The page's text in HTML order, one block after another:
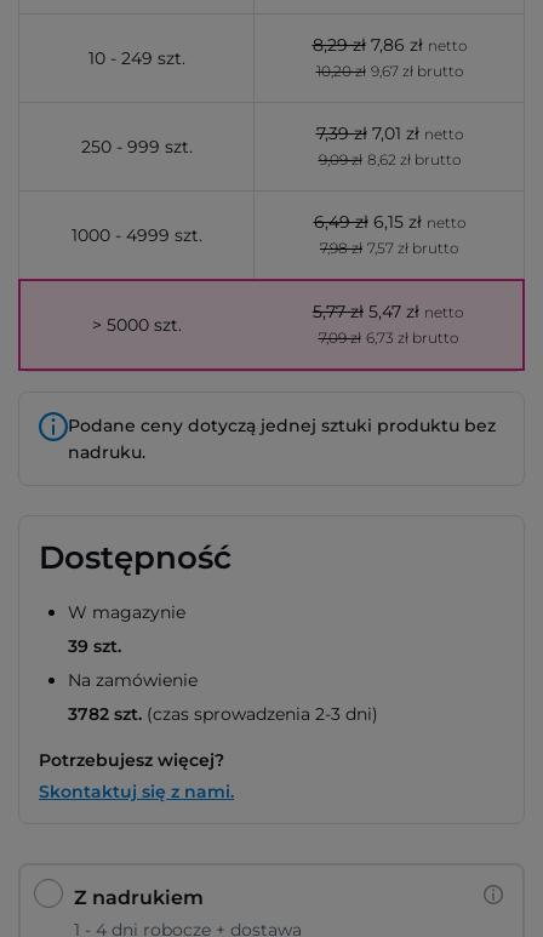
10 - 249 szt.
8,29 zł 7,86 zł netto
10,20 zł 9,67 zł brutto
250 - 999 szt.
7,39 zł 7,01 zł netto
9,09 zł 8,62 zł brutto
1000 - 4999 szt.
6,49 zł 6,15 zł netto
7,98 zł 7,57 zł brutto
> 5000 szt.
5,77 zł 5,47 zł netto
7,09 zł 6,73 zł brutto
Podane ceny dotyczą jednej sztuki produktu bez
nadruku.
Dostępność
W magazynie
39 szt.
Na zamówienie
3782 szt. (czas sprowadzenia 2-3 dni)
Potrzebujesz więcej?
Skontaktuj się z nami.
Z nadrukiem
1 - 4 dni robocze + dostawa